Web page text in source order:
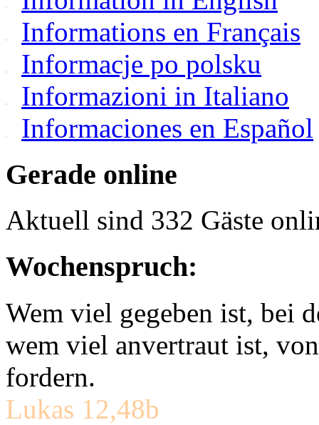
Informations en Français
Informacje po polsku
Informazioni in Italiano
Informaciones en Español
Gerade online
Aktuell sind 332 Gäste
Wochenspruch:
Wem viel gegeben ist, bei
wem viel anvertraut ist,
fordern.
Lukas 12,48b